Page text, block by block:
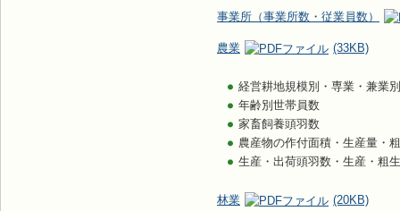
事業所（事業所数・従業員数）
農業 (33KB)
経営耕地規模別・専業・兼業
年齢別世帯員数
家畜飼養頭羽数
農産物の作付面積・生産量・
生産・出荷頭羽数・生産・粗
林業 (20KB)